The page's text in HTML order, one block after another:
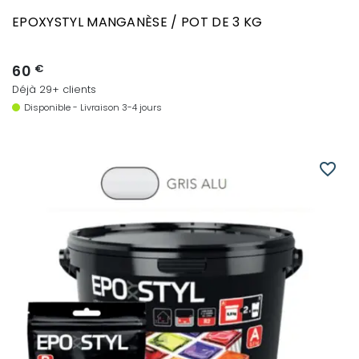
EPOXYSTYL MANGANÈSE / POT DE 3 KG
60 €
Déjà 29+ clients
Disponible - Livraison 3-4 jours
favorite_border